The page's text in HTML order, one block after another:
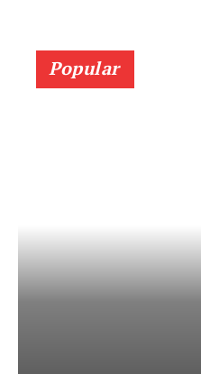
Popular